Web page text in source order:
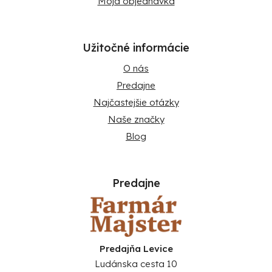
Užitočné informácie
O nás
Predajne
Najčastejšie otázky
Naše značky
Blog
Predajne
Predajňa Levice
Ludánska cesta 10